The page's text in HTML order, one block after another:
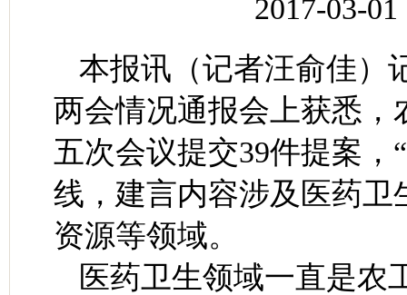
2017-03-
本报讯（记者汪俞佳）
两会情况通报会上获悉
五次会议提交39件提案，
线，建言内容涉及医药
资源等领域。
医药卫生领域一直是农